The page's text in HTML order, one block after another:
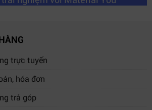
trực tuyến
hóa đơn
trả góp